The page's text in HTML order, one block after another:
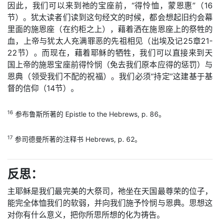
因此，我们可以来到祂的宝座前，“得怜恤，蒙恩惠”（16
节）。犹太读者们读到这句经文的时候，都会想起旧约会幕
里面的施恩座（在约柜之上），藉着洒在施恩座上的祭牲的
血，上帝与犹太人充满罪恶的先祖相见（出埃及记25章21-
22节）。而现在，藉着耶稣的牺牲，我们可以直接来到天
国上帝的施恩宝座前得怜悯（免去我们原本应得的惩罚）与
恩典（领受我们不配的祝福）。我们必须“持定”这建基于基
督的信仰（14节）。
16 参布鲁斯所著的 Epistle to the Hebrews, p. 86。
17 参司德曼所著的注释书 Hebrews, p. 62。
反思：
主耶稣是我们最完美的大祭司，祂坐在天国最尊荣的位子，
能完全体恤我们的软弱，并向我们施予怜悯与恩典。思想这
对你有什么意义，把你所思所想的化为祷告。